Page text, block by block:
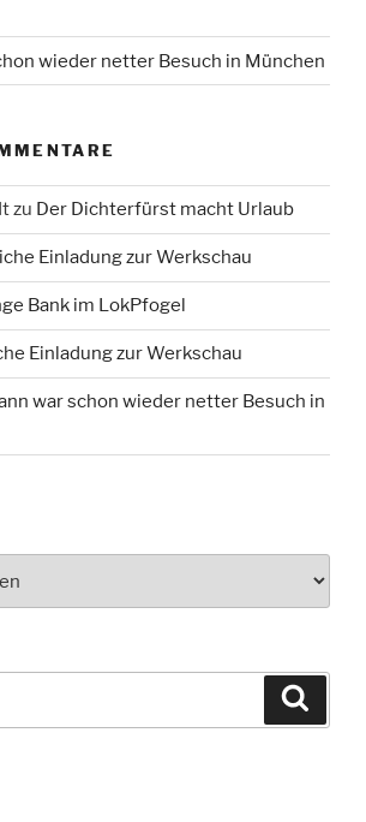
wieder netter Besuch in München
zu Der Dichterfürst macht Urlaub
Einladung zur Werkschau
Bank im LokPfogel
Einladung zur Werkschau
war schon wieder netter Besuch in